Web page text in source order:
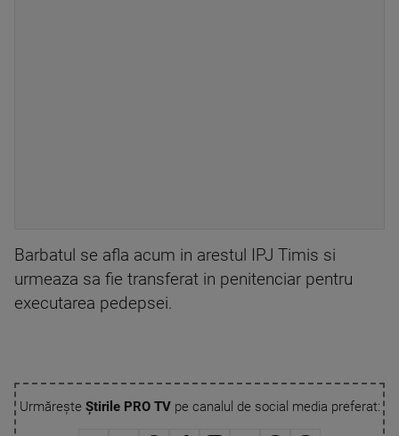
Barbatul se afla acum in arestul IPJ Timis si
urmeaza sa fie transferat in penitenciar pentru
executarea pedepsei.
Urmărește Știrile PRO TVpe canalul de social media preferat: